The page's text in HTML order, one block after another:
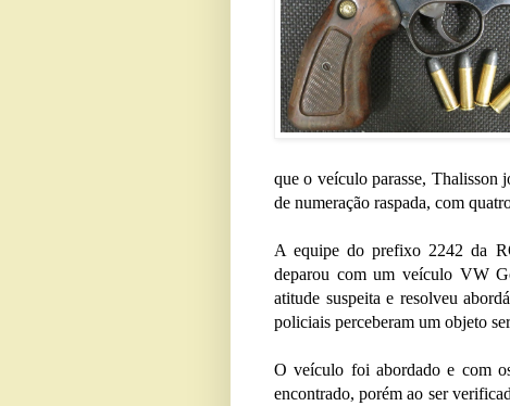
que o veículo parasse, Thalisson
de numeração raspada, com
A equipe do prefixo 2242 da
deparou com um veículo VW
atitude suspeita e resolveu
policiais perceberam um objeto
O veículo foi abordado e com
encontrado, porém ao ser